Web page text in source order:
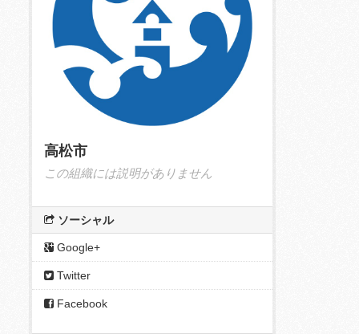
高松市
この組織には説明がありません
ソーシャル
Google+
Twitter
Facebook